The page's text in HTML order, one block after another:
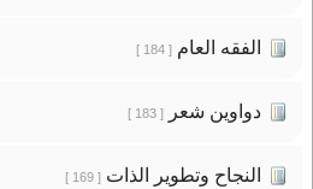
الفقه العام[ 184 ]
دواوين شعر[ 183 ]
النجاح وتطوير الذات[ 169 ]